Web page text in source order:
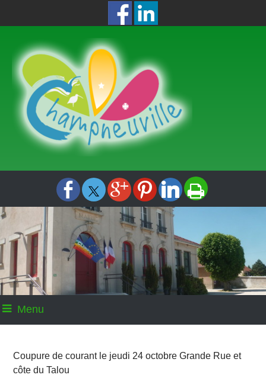
Menu
Coupure de courant le jeudi 24 octobre Grande Rue et
côte du Talou